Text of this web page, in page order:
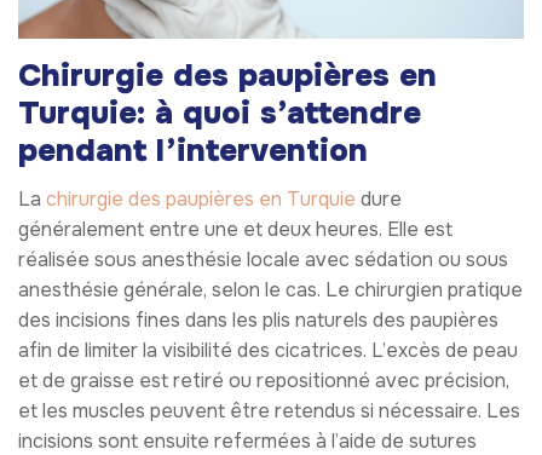
Chirurgie des paupières en
Turquie: à quoi s’attendre
pendant l’intervention
La chirurgie des paupières en Turquie dure
généralement entre une et deux heures. Elle est
réalisée sous anesthésie locale avec sédation ou sous
anesthésie générale, selon le cas. Le chirurgien pratique
des incisions fines dans les plis naturels des paupières
afin de limiter la visibilité des cicatrices. L’excès de peau
et de graisse est retiré ou repositionné avec précision,
et les muscles peuvent être retendus si nécessaire. Les
incisions sont ensuite refermées à l’aide de sutures